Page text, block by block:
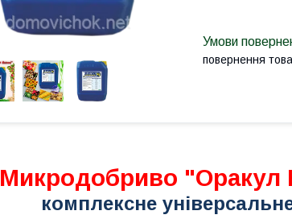
повернення
Микродобриво "Оракул
комплексне